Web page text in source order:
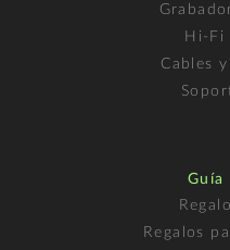
Hi-Fi
Cables
Guía
Regalos